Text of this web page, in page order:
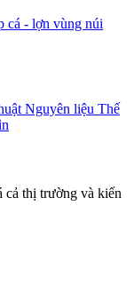
cá - lợn vùng núi
Nguyên liệu Thế
cả thị trường và kiến